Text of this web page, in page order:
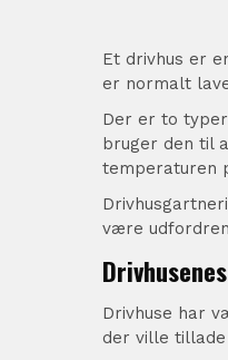
Et drivhus er
er normalt
Der er to typer
bruger den til
temperaturen
være
Drivhuse har
der ville